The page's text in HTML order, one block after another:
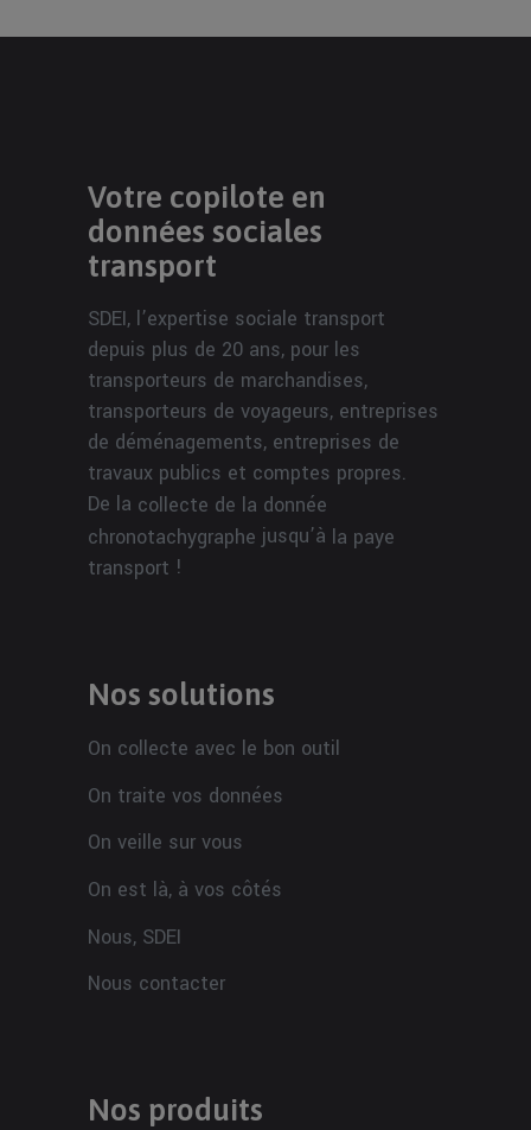
Votre copilote en
données sociales
transport
SDEI, l’expertise sociale transport
depuis plus de 20 ans, pour les
transporteurs de marchandises,
transporteurs de voyageurs, entreprises
de déménagements, entreprises de
travaux publics et comptes propres.
De la collecte de la donnée
chronotachygraphe jusqu’à la paye
transport !
Nos solutions
On collecte avec le bon outil
On traite vos données
On veille sur vous
On est là, à vos côtés
Nous, SDEI
Nous contacter
Nos produits